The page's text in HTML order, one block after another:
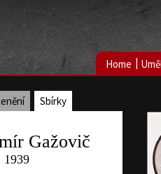
Home |
Sbírky
Gažovič
1939